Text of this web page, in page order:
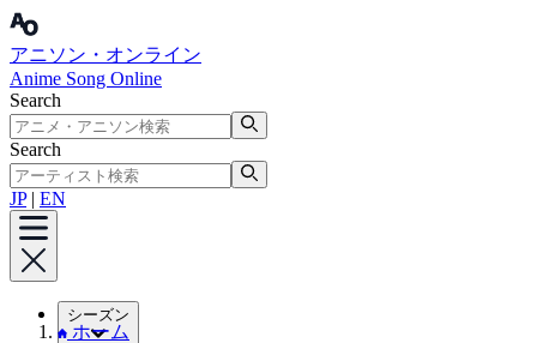
アニソン・オンライン
Anime Song Online
Search
Search
JP| EN
シーズン
ホーム